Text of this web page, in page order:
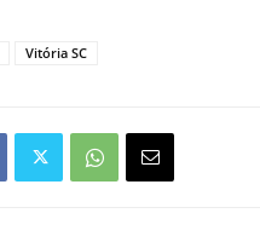
Vitória SC